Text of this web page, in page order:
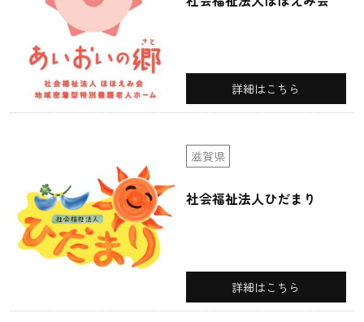
詳細はこちら
滋賀県
社会福祉法人ひだまり
詳細はこちら